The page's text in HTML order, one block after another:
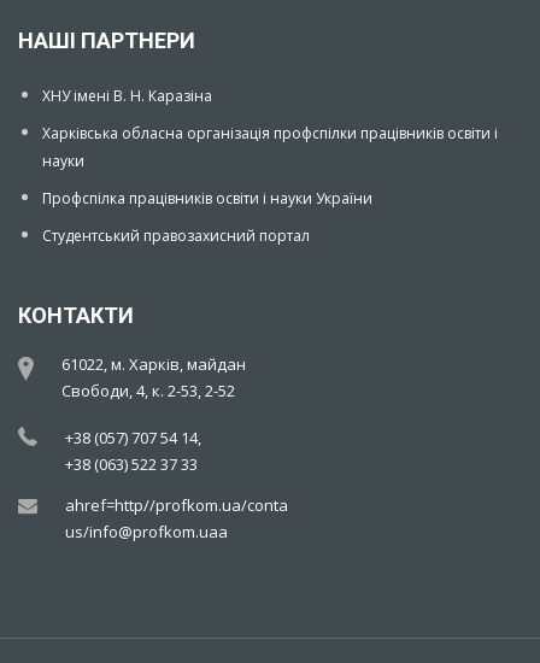
НАШІ ПАРТНЕРИ
ХНУ імені В. Н. Каразіна
Харківська обласна організація профспілки працівників освіти і
науки
Профспілка працівників освіти і науки України
Студентський правозахисний портал
КОНТАКТИ
61022, м. Харків, майдан
Свободи, 4, к. 2-53, 2-52
+38 (057) 707 54 14,
+38 (063) 522 37 33
ahref=http//profkom.ua/contact-
us/info@profkom.uaa